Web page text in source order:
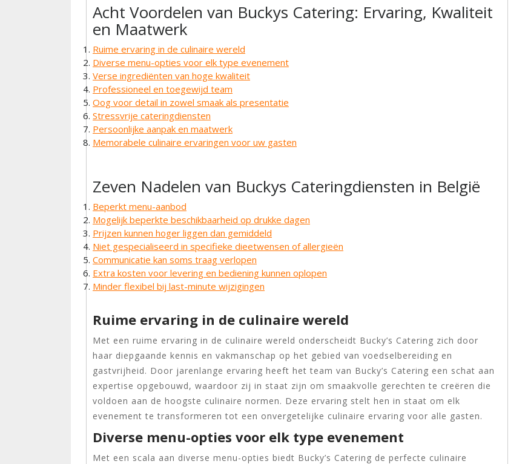
Acht Voordelen van Buckys Catering: Ervaring, Kwaliteit
en Maatwerk
Ruime ervaring in de culinaire wereld
Diverse menu-opties voor elk type evenement
Verse ingrediënten van hoge kwaliteit
Professioneel en toegewijd team
Oog voor detail in zowel smaak als presentatie
Stressvrije cateringdiensten
Persoonlijke aanpak en maatwerk
Memorabele culinaire ervaringen voor uw gasten
Zeven Nadelen van Buckys Cateringdiensten in België
Beperkt menu-aanbod
Mogelijk beperkte beschikbaarheid op drukke dagen
Prijzen kunnen hoger liggen dan gemiddeld
Niet gespecialiseerd in specifieke dieetwensen of allergieën
Communicatie kan soms traag verlopen
Extra kosten voor levering en bediening kunnen oplopen
Minder flexibel bij last-minute wijzigingen
Ruime ervaring in de culinaire wereld
Met een ruime ervaring in de culinaire wereld onderscheidt Bucky’s Catering zich door
haar diepgaande kennis en vakmanschap op het gebied van voedselbereiding en
gastvrijheid. Door jarenlange ervaring heeft het team van Bucky’s Catering een schat aan
expertise opgebouwd, waardoor zij in staat zijn om smaakvolle gerechten te creëren die
voldoen aan de hoogste culinaire normen. Deze ervaring stelt hen in staat om elk
evenement te transformeren tot een onvergetelijke culinaire ervaring voor alle gasten.
Diverse menu-opties voor elk type evenement
Met een scala aan diverse menu-opties biedt Bucky’s Catering de perfecte culinaire